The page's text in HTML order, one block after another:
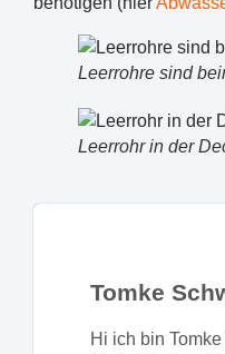
Leerrohre sind
Leerrohr in der
Tomke
Hi ich bin